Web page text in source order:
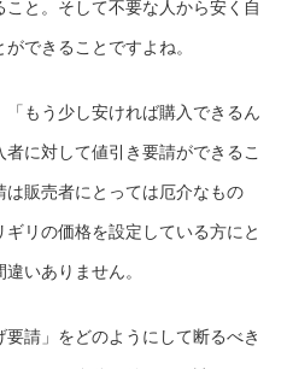
と。そして不要な人から安く自
できることですよね。
もう少し安ければ購入できるん
に対して値引き要請ができるこ
販売者にとっては厄介なもの
リの価格を設定している方にと
いありません。
請」をどのようにして断るべき